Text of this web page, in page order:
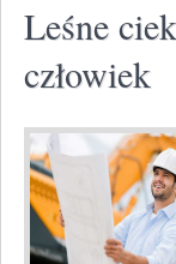
Leśne
człowiek